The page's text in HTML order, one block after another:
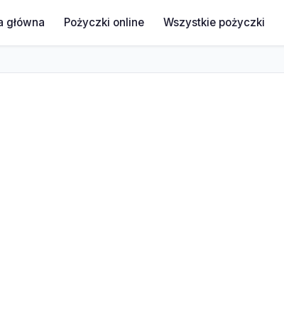
główna Pożyczki online Wszystkie pożyczki